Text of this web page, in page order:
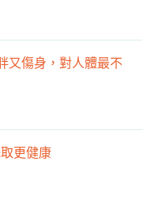
又傷身，對人體最不
更健康